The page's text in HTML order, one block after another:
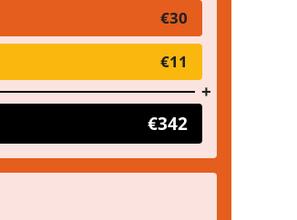
€30
€11
€342